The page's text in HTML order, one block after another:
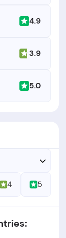
4.9
3.9
5.0
4 5